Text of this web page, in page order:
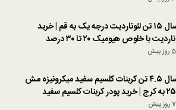
ارسال ۱۵ تن لئوناردیت درجه یک به قم | خرید
با خلوص هیومیک ۲۰ تا ۳۰ درصد
5 روز پیش
ارسال ۴.۵ تن کربنات کلسیم سفید میکرونیزه مش
کلسیم سفید
7 روز پیش